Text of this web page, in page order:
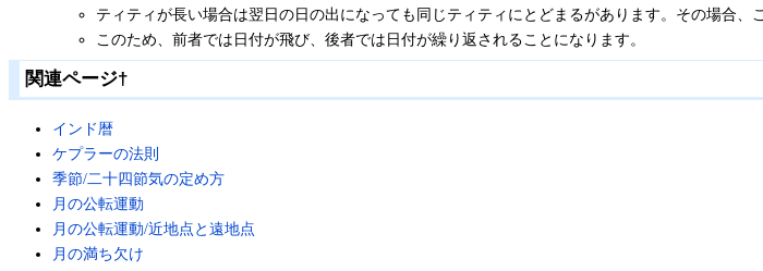
ティティが長い場合は翌日の日の出になっても同じティティにとどまるがあります。その場合
このため、前者では日付が飛び、後者では日付が繰り返されることになります。
関連ページ†
インド暦
ケプラーの法則
季節/二十四節気の定め方
月の公転運動
月の公転運動/近地点と遠地点
月の満ち欠け